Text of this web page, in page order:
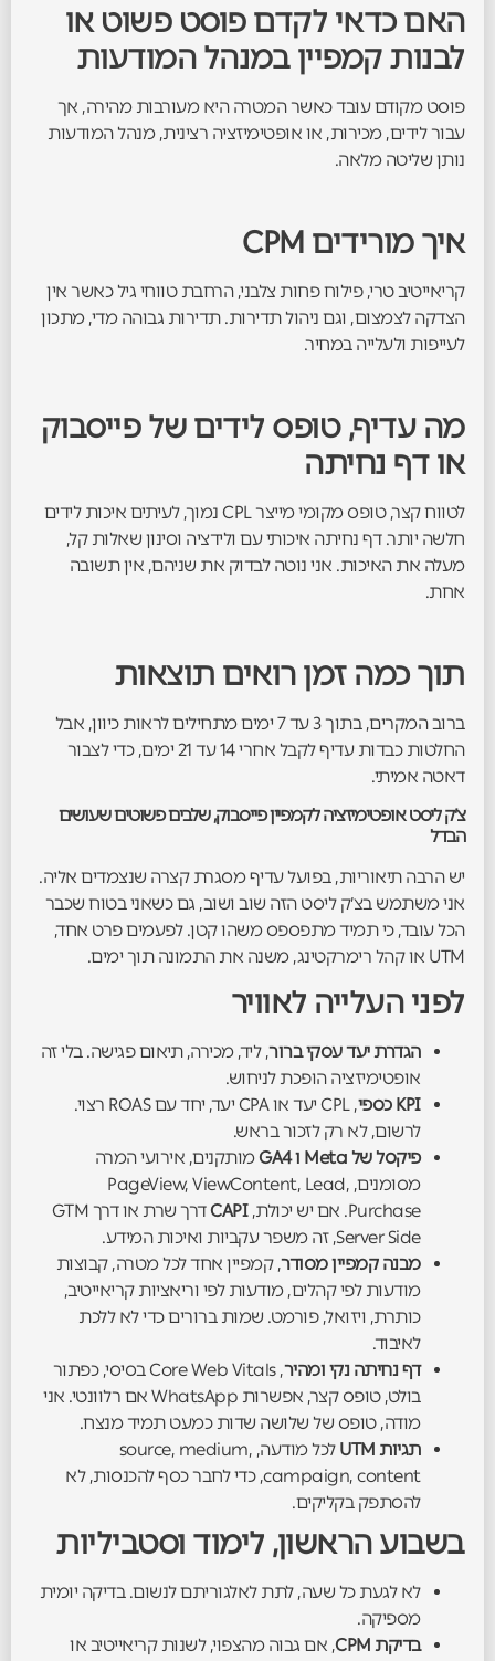
האם כדאי לקדם פוסט פשוט או
לבנות קמפיין במנהל המודעות
פוסט מקודם עובד כאשר המטרה היא מעורבות מהירה, אך
עבור לידים, מכירות, או אופטימיזציה רצינית, מנהל המודעות
נותן שליטה מלאה.
איך מורידים CPM
קריאייטיב טרי, פילוח פחות צלבני, הרחבת טווחי גיל כאשר אין
הצדקה לצמצום, וגם ניהול תדירות. תדירות גבוהה מדי, מתכון
לעייפות ולעלייה במחיר.
מה עדיף, טופס לידים של פייסבוק
או דף נחיתה
לטווח קצר, טופס מקומי מייצר CPL נמוך, לעיתים איכות לידים
חלשה יותר. דף נחיתה איכותי עם ולידציה וסינון שאלות קל,
מעלה את האיכות. אני נוטה לבדוק את שניהם, אין תשובה
אחת.
תוך כמה זמן רואים תוצאות
ברוב המקרים, בתוך 3 עד 7 ימים מתחילים לראות כיוון, אבל
החלטות כבדות עדיף לקבל אחרי 14 עד 21 ימים, כדי לצבור
דאטה אמיתי.
צ׳ק ליסט אופטימיזציה לקמפיין פייסבוק, שלבים פשוטים שעושים
הבדל
יש הרבה תיאוריות, בפועל עדיף מסגרת קצרה שנצמדים אליה.
אני משתמש בצ׳ק ליסט הזה שוב ושוב, גם כשאני בטוח שכבר
הכל עובד, כי תמיד מתפספס משהו קטן. לפעמים פרט אחד,
UTM או קהל רימרקטינג, משנה את התמונה תוך ימים.
לפני העלייה לאוויר
הגדרת יעד עסקי ברור, ליד, מכירה, תיאום פגישה. בלי זה
אופטימיזציה הופכת לניחוש.
KPI כספי
, CPL יעד או CPA יעד, יחד עם ROAS רצוי.
לרשום, לא רק לזכור בראש.
פיקסל של Meta ו GA4
מותקנים, אירועי המרה
מסומנים, PageView, ViewContent, Lead,
Purchase. אם יש יכולת,
CAPI
דרך שרת או דרך GTM
Server Side, זה משפר עקביות ואיכות המידע.
מבנה קמפיין מסודר, קמפיין אחד לכל מטרה, קבוצות
מודעות לפי קהלים, מודעות לפי וריאציות קריאייטיב,
כותרת, ויזואל, פורמט. שמות ברורים כדי לא ללכת
לאיבוד.
דף נחיתה נקי ומהיר
, Core Web Vitals בסיסי, כפתור
בולט, טופס קצר, אפשרות WhatsApp אם רלוונטי. אני
מודה, טופס של שלושה שדות כמעט תמיד מנצח.
תגיות UTM
לכל מודעה, source, medium,
campaign, content, כדי לחבר כסף להכנסות, לא
להסתפק בקליקים.
בשבוע הראשון, לימוד וסטביליות
לא לגעת כל שעה, לתת לאלגוריתם לנשום. בדיקה יומית
מספיקה.
בדיקת CPM
, אם גבוה מהצפוי, לשנות קריאייטיב או